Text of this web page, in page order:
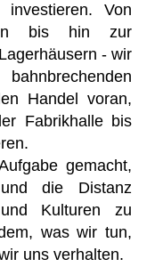
Von
bis hin zur
- wir
Handel voran,
Fabrikhalle bis
gemacht,
die Distanz
Kulturen zu
was wir tun,
uns verhalten.